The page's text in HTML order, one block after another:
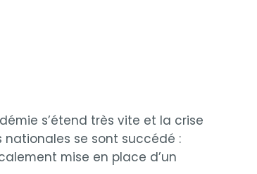
s’étend très vite et la crise
se sont succédé :
mise en place d’un